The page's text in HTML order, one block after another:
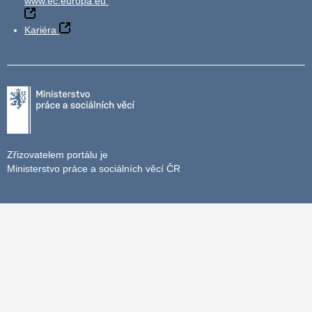
Kariéra
Zřizovatelem portálu je
Ministerstvo práce a sociálních věcí ČR